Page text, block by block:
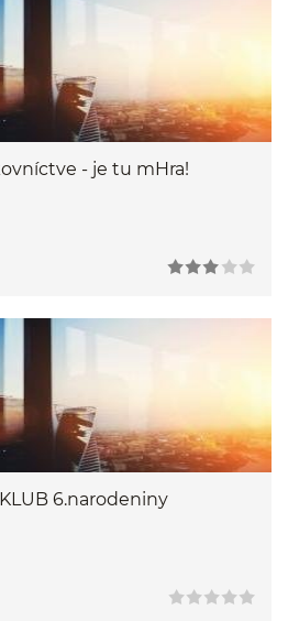
- je tu mHra!
6.narodeniny